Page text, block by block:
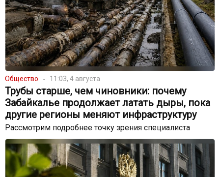
Общество 11:03, 4 августа
Трубы старше, чем чиновники: почему
Забайкалье продолжает латать дыры, пока
другие регионы меняют инфраструктуру
Рассмотрим подробнее точку зрения специалиста